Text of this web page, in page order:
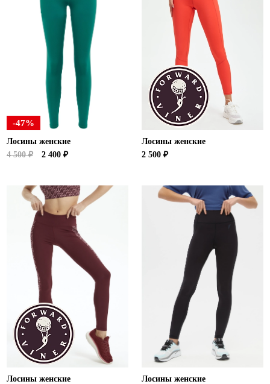
-47%
Лосины женские
4 500 ₽
2 400 ₽
Лосины женские
2 500 ₽
Лосины женские
Лосины женские